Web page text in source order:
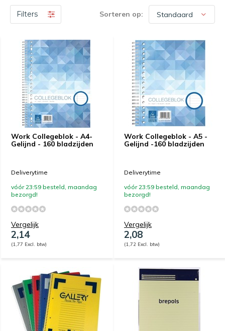
Filters Sorteren op:
Work Collegeblok - A4-
Gelijnd - 160 bladzijden
Deliverytime
vóór 23:59 besteld, maandag
bezorgd!
Vergelijk
2,14
(1,77 Excl. btw)
Work Collegeblok - A5 -
Gelijnd -160 bladzijden
Deliverytime
vóór 23:59 besteld, maandag
bezorgd!
Vergelijk
2,08
(1,72 Excl. btw)